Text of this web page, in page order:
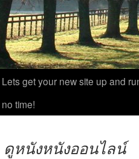
Lets get your new site up and
no time!
ดูหนังหนังออนไลน์